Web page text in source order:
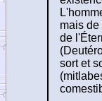
mais
de
sort et